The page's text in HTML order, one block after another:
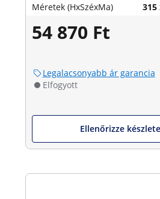
Méretek (HxSzéxMa) 315
54 870 Ft
Legalacsonyabb ár garancia
Elfogyott
Ellenőrizze